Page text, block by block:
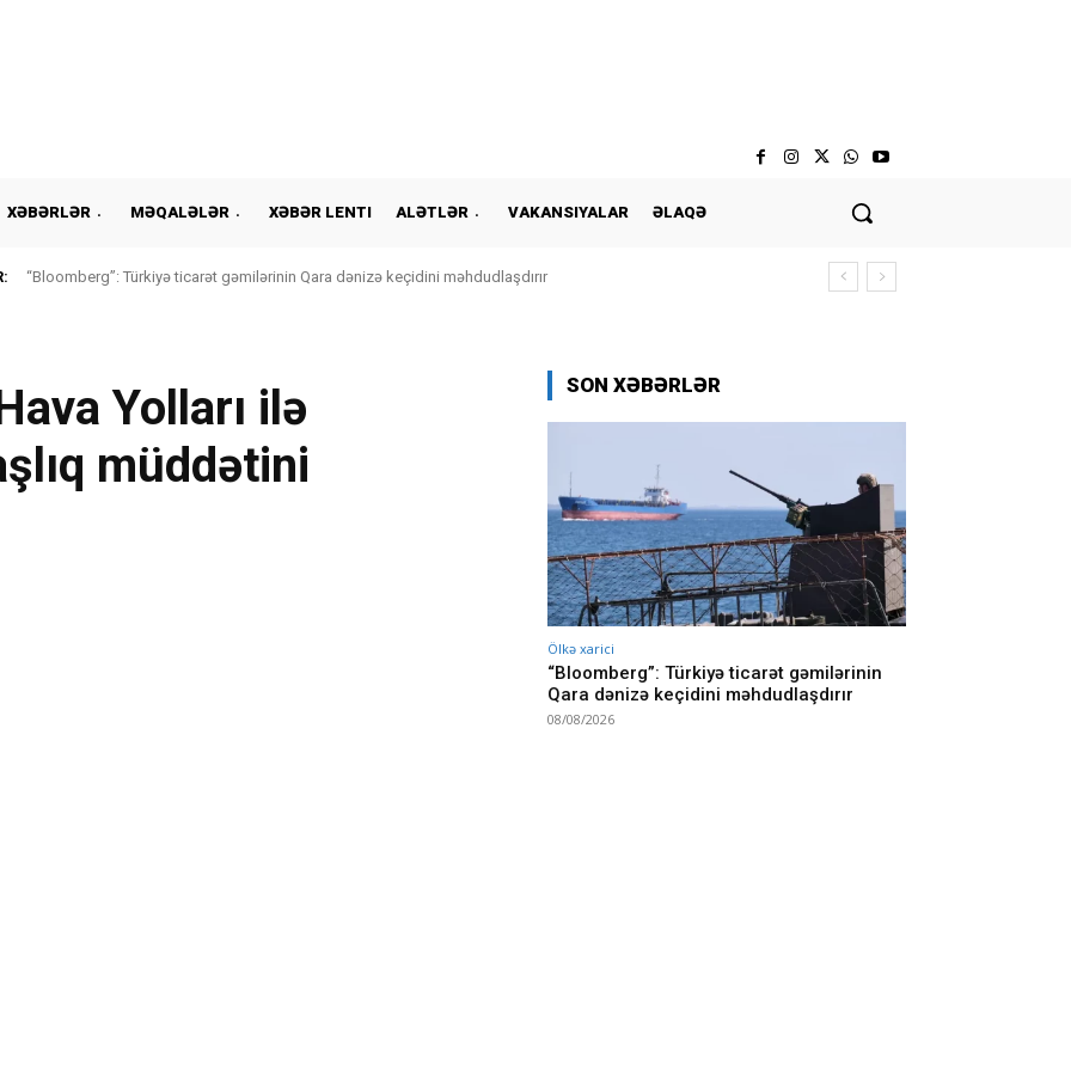
XƏBƏRLƏR MƏQALƏLƏR XƏBƏR LENTI ALƏTLƏR VAKANSIYALAR ƏLAQƏ
“Bloomberg”: Türkiyə ticarət gəmilərinin Qara dənizə keçidini məhdudlaşdırır
Yolları ilə
müddətini
SON XƏBƏRLƏR
Ölkə xarici
“Bloomberg”: Türkiyə ticarət gəmilərinin
Qara dənizə keçidini məhdudlaşdırır
08/08/2026